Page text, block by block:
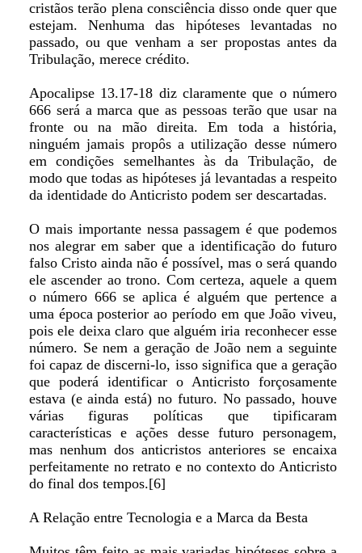
cristãos terão plena consciência disso onde quer que
estejam. Nenhuma das hipóteses levantadas no
passado, ou que venham a ser propostas antes da
Tribulação, merece crédito.
Apocalipse 13.17-18 diz claramente que o número
666 será a marca que as pessoas terão que usar na
fronte ou na mão direita. Em toda a história,
ninguém jamais propôs a utilização desse número
em condições semelhantes às da Tribulação, de
modo que todas as hipóteses já levantadas a respeito
da identidade do Anticristo podem ser descartadas.
O mais importante nessa passagem é que podemos
nos alegrar em saber que a identificação do futuro
falso Cristo ainda não é possível, mas o será quando
ele ascender ao trono. Com certeza, aquele a quem
o número 666 se aplica é alguém que pertence a
uma época posterior ao período em que João viveu,
pois ele deixa claro que alguém iria reconhecer esse
número. Se nem a geração de João nem a seguinte
foi capaz de discerni-lo, isso significa que a geração
que poderá identificar o Anticristo forçosamente
estava (e ainda está) no futuro. No passado, houve
várias figuras políticas que tipificaram
características e ações desse futuro personagem,
mas nenhum dos anticristos anteriores se encaixa
perfeitamente no retrato e no contexto do Anticristo
do final dos tempos.[6]
A Relação entre Tecnologia e a Marca da Besta